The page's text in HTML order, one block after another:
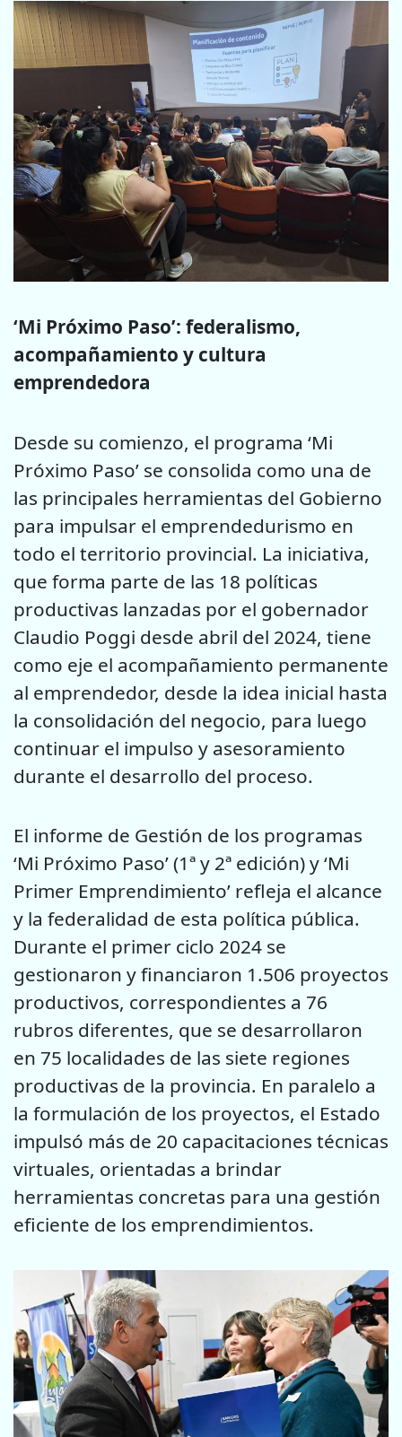
‘Mi Próximo Paso’: federalismo,
acompañamiento y cultura
emprendedora
Desde su comienzo, el programa ‘Mi
Próximo Paso’ se consolida como una de
las principales herramientas del Gobierno
para impulsar el emprendedurismo en
todo el territorio provincial. La iniciativa,
que forma parte de las 18 políticas
productivas lanzadas por el gobernador
Claudio Poggi desde abril del 2024, tiene
como eje el acompañamiento permanente
al emprendedor, desde la idea inicial hasta
la consolidación del negocio, para luego
continuar el impulso y asesoramiento
durante el desarrollo del proceso.
El informe de Gestión de los programas
‘Mi Próximo Paso’ (1ª y 2ª edición) y ‘Mi
Primer Emprendimiento’ refleja el alcance
y la federalidad de esta política pública.
Durante el primer ciclo 2024 se
gestionaron y financiaron 1.506 proyectos
productivos, correspondientes a 76
rubros diferentes, que se desarrollaron
en 75 localidades de las siete regiones
productivas de la provincia. En paralelo a
la formulación de los proyectos, el Estado
impulsó más de 20 capacitaciones técnicas
virtuales, orientadas a brindar
herramientas concretas para una gestión
eficiente de los emprendimientos.